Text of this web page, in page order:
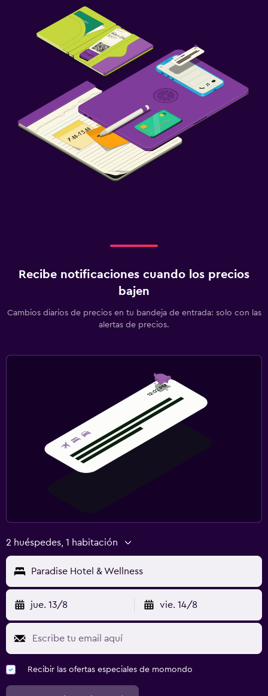
Recibe notificaciones cuando los precios
bajen
Cambios diarios de precios en tu bandeja de entrada: solo con las
alertas de precios.
2 huéspedes, 1 habitación
Paradise Hotel & Wellness
jue. 13/8 vie. 14/8
Recibir las ofertas especiales de momondo